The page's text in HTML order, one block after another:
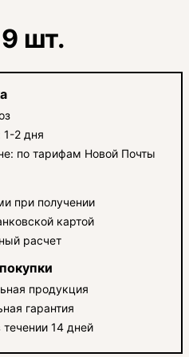
шт.
1-2 дня
по тарифам Новой Почты
при получении
картой
расчет
продукция
гарантия
течении 14 дней